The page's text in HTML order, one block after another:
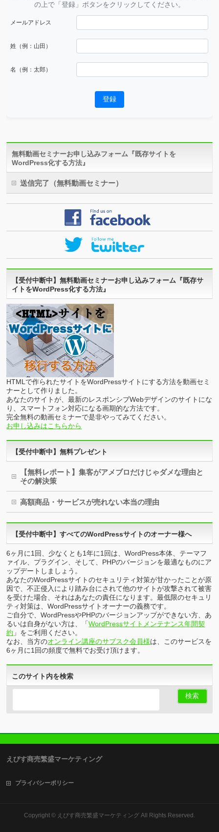
の上で「登録」ボタンをクリックしてください。
メールアドレス
姓（例：山田）
名（例：太郎）
登録
無料動画セミナーお申し込みフォーム『既存サイトを
WordPress化する方法』
送信完了（無料動画セミナー）
【受付中断中】無料動画セミナーお申し込みフォーム『既存サ
イトをWordPress化する方法』
HTMLで作られたサイトをWordPressサイトにする方法を動画セミ
ナーとして作りました。
あなたのサイトが、最新のレスポンシブWebデザインのサイトにな
り、スマートフォン対応になる画期的な方法です。
完全無料の動画セミナーで是非やってみてください。
お申し込みはこちらから
【受付中断中】無料プレゼント
【無料レポート】集客がアメブロだけじゃダメな理由と
その解決策
高額商品・サービスが売れない本当の理由
【受付中断中】すべてのWordPressサイトのオーナー様へ
6ヶ月に1回、少なくとも1年に1回は、WordPress本体、テーマフ
ァイル、プラグイン、そして、PHPのバージョンを最適なものにア
ップデートしましょう。
あなたのWordPressサイトのセキュリティ対策が甘かったことが原
因で、不正侵入により踏み台にされて他のサイトが攻撃されて被害
を受けた場合、それはあなたの責任になります。最低限のセキュリ
ティ対策は、WordPressサイトオーナーの義務です。
ご自分で、WordPressやPHPのバージョンアップができない方、あ
るいは自身がない方は、「WordPressサイトメンテナンス年間契
約 」をご利用ください。
なお、当方のオンライン講座のサブスク会員様は、このサービスを
6ヶ月に1回の頻度で無料でお受け頂けます。
このサイト内を検索
えびす商売繁盛マーケティング
プライバシーポリシー
Copyright © えびす商売繁盛マーケティングAll Rights Reserved.